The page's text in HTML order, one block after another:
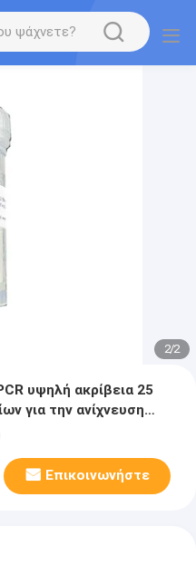
2/2
υψηλή ακρίβεια 25
για την ανίχνευση
Επικοινωνήστε